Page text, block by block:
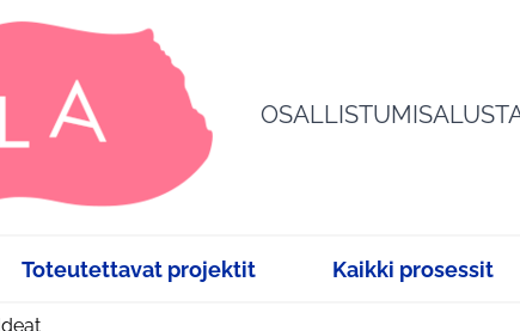
Toteutettavat projektit Kaikki prosessit
Ideat